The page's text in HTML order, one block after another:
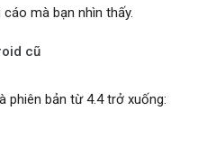
mà bạn nhìn thấy.
cũ
phiên bản từ 4.4 trở xuống: